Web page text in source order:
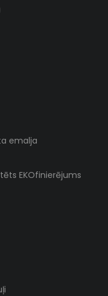
emalja
EKOfinierējums